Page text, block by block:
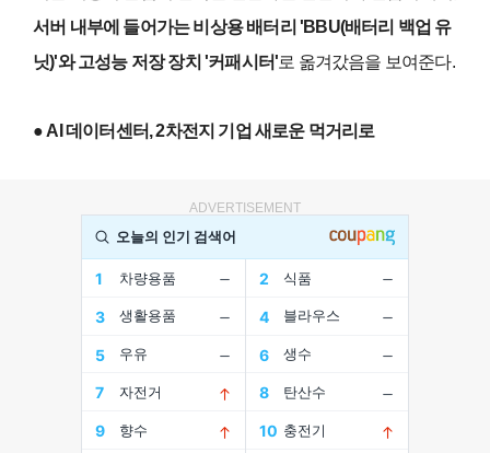
서버 내부에 들어가는 비상용 배터리 'BBU(배터리 백업 유
닛)'와 고성능 저장 장치 '커패시터'로 옮겨갔음을 보여준다.
● AI 데이터센터, 2차전지 기업 새로운 먹거리로
ADVERTISEMENT